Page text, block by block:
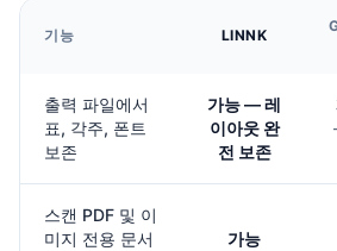
기능 LINNK
출력 파일에서
표, 각주, 폰트
보존
가능 — 레
이아웃 완
전 보존
스캔 PDF 및 이
미지 전용 문서
가능